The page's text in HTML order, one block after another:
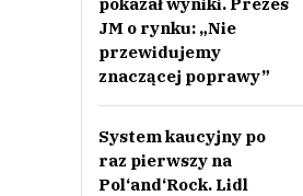
JM o rynku: „Nie
przewidujemy
znaczącej poprawy”
System kaucyjny po
raz pierwszy na
Pol‘and‘Rock. Lidl